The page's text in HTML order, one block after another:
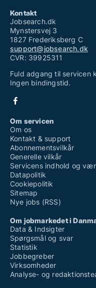
Kontakt
Jobsearch.dk
Mynstersvej 3
1827 Frederiksberg C
support@jobsearch.dk
CVR: 39925311
Fuld adgang til servicen
Ingen bindingstid.
Om servicen
Om os
Kontakt & support
Abonnementsvilkår
Generelle vilkår
Servicens indhold og
Datapolitik
Cookiepolitik
Sitemap
Nye jobs (RSS)
Om jobmarkedet i
Data & Indsigter
Spørgsmål og svar
Statistik
Jobbegreber
Virksomheder
Analyse- og